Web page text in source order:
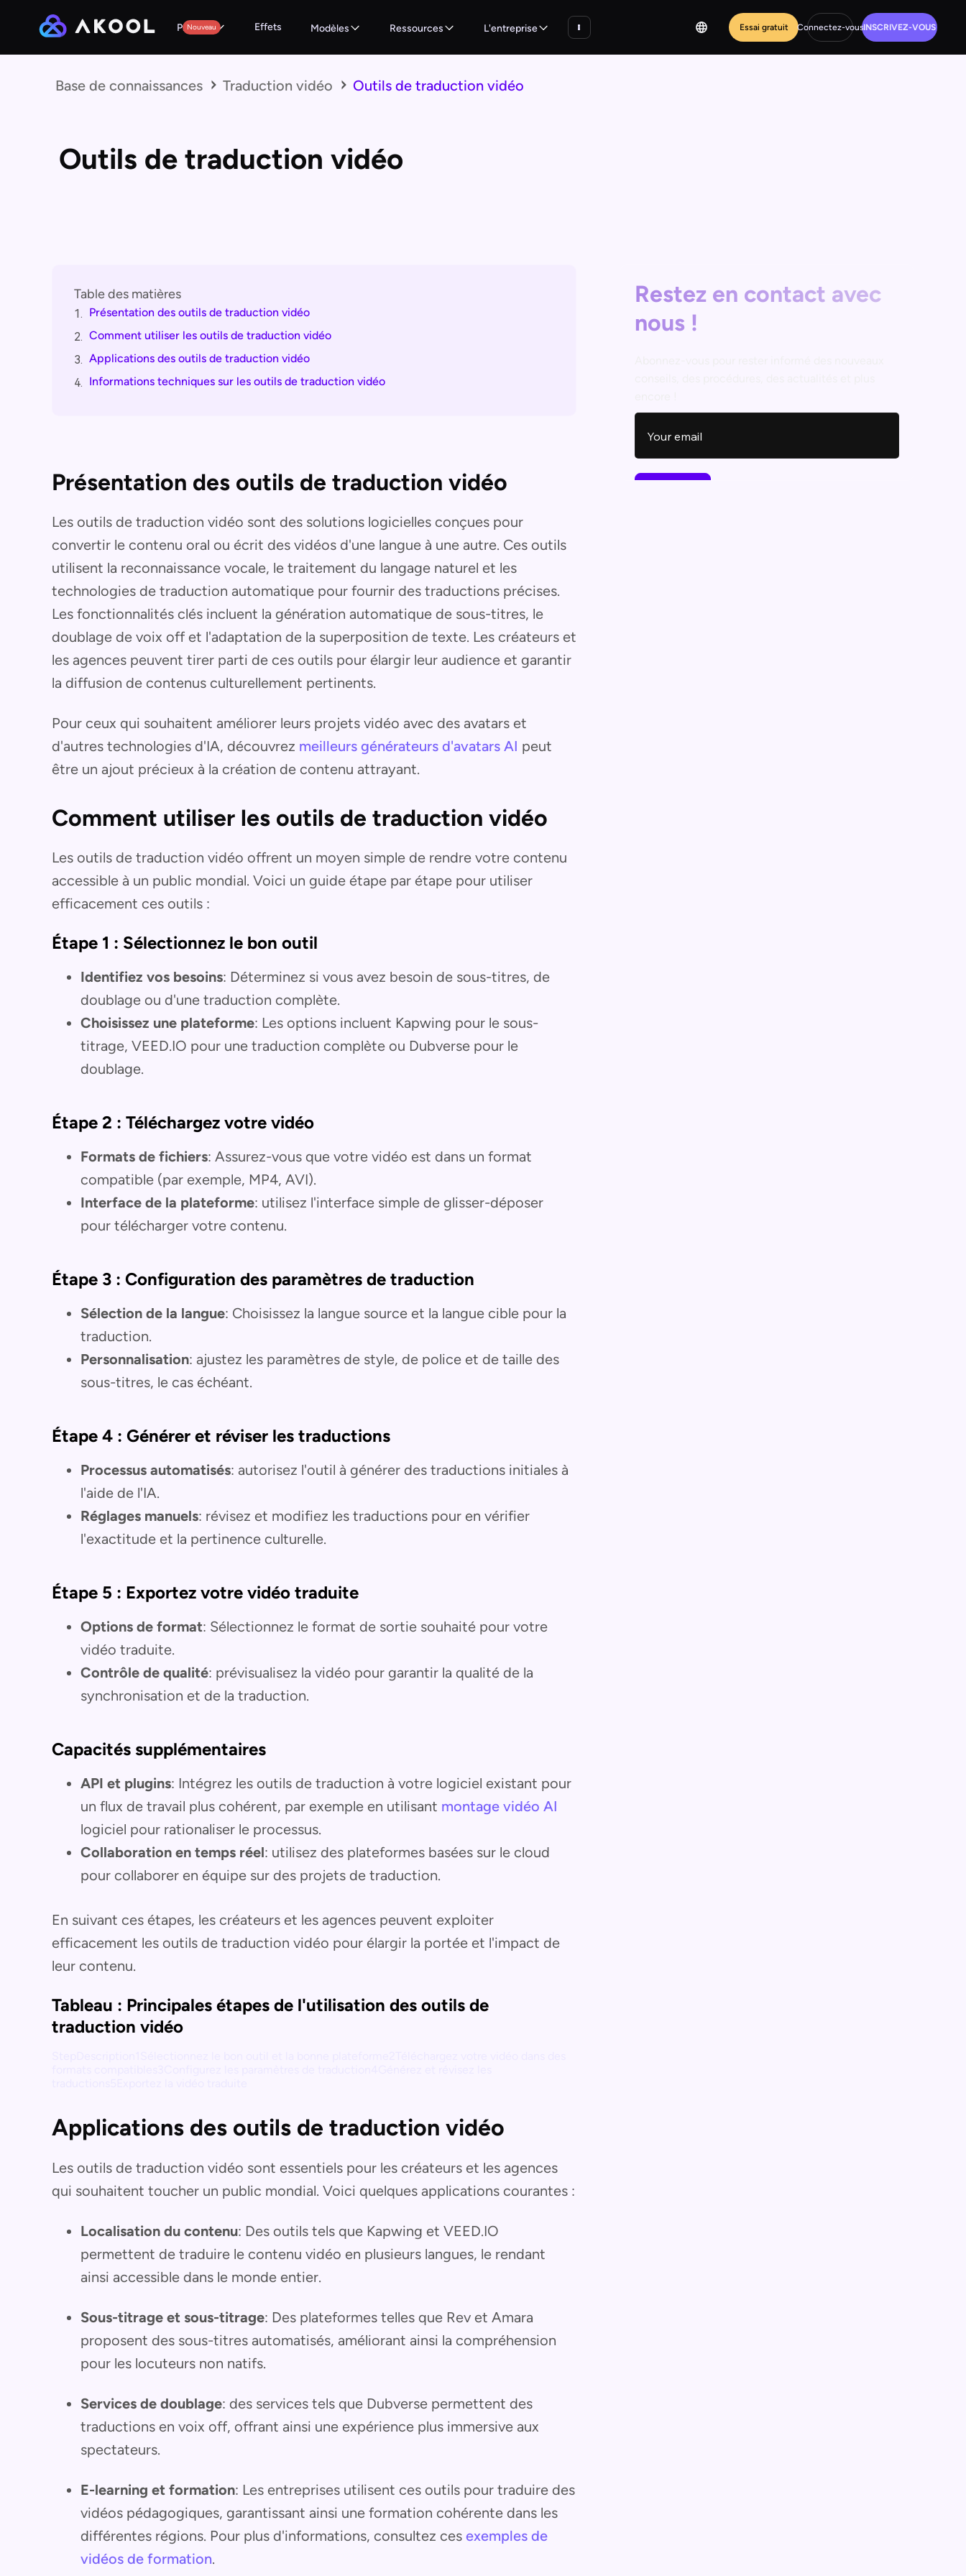
Produits
Nouveau Effets Modèles Ressources L'entreprise Essai gratuit Connectez-vousINSCRIVEZ-VOUS
Base de connaissances Traduction vidéo Outils de traduction vidéo
Outils de traduction vidéo
Table des matières
1. Présentation des outils de traduction vidéo
2. Comment utiliser les outils de traduction vidéo
3. Applications des outils de traduction vidéo
4. Informations techniques sur les outils de traduction vidéo
Présentation des outils de traduction vidéo
Les outils de traduction vidéo sont des solutions logicielles conçues pour
convertir le contenu oral ou écrit des vidéos d'une langue à une autre. Ces outils
utilisent la reconnaissance vocale, le traitement du langage naturel et les
technologies de traduction automatique pour fournir des traductions précises.
Les fonctionnalités clés incluent la génération automatique de sous-titres, le
doublage de voix off et l'adaptation de la superposition de texte. Les créateurs et
les agences peuvent tirer parti de ces outils pour élargir leur audience et garantir
la diffusion de contenus culturellement pertinents.
Pour ceux qui souhaitent améliorer leurs projets vidéo avec des avatars et
d'autres technologies d'IA, découvrez meilleurs générateurs d'avatars AI peut
être un ajout précieux à la création de contenu attrayant.
Comment utiliser les outils de traduction vidéo
Les outils de traduction vidéo offrent un moyen simple de rendre votre contenu
accessible à un public mondial. Voici un guide étape par étape pour utiliser
efficacement ces outils :
Étape 1 : Sélectionnez le bon outil
Identifiez vos besoins: Déterminez si vous avez besoin de sous-titres, de
doublage ou d'une traduction complète.
Choisissez une plateforme: Les options incluent Kapwing pour le sous-
titrage, VEED.IO pour une traduction complète ou Dubverse pour le
doublage.
Étape 2 : Téléchargez votre vidéo
Formats de fichiers: Assurez-vous que votre vidéo est dans un format
compatible (par exemple, MP4, AVI).
Interface de la plateforme: utilisez l'interface simple de glisser-déposer
pour télécharger votre contenu.
Étape 3 : Configuration des paramètres de traduction
Sélection de la langue: Choisissez la langue source et la langue cible pour la
traduction.
Personnalisation: ajustez les paramètres de style, de police et de taille des
sous-titres, le cas échéant.
Étape 4 : Générer et réviser les traductions
Processus automatisés: autorisez l'outil à générer des traductions initiales à
l'aide de l'IA.
Réglages manuels: révisez et modifiez les traductions pour en vérifier
l'exactitude et la pertinence culturelle.
Étape 5 : Exportez votre vidéo traduite
Options de format: Sélectionnez le format de sortie souhaité pour votre
vidéo traduite.
Contrôle de qualité: prévisualisez la vidéo pour garantir la qualité de la
synchronisation et de la traduction.
Capacités supplémentaires
API et plugins: Intégrez les outils de traduction à votre logiciel existant pour
un flux de travail plus cohérent, par exemple en utilisant montage vidéo AI
logiciel pour rationaliser le processus.
Collaboration en temps réel: utilisez des plateformes basées sur le cloud
pour collaborer en équipe sur des projets de traduction.
En suivant ces étapes, les créateurs et les agences peuvent exploiter
efficacement les outils de traduction vidéo pour élargir la portée et l'impact de
leur contenu.
Tableau : Principales étapes de l'utilisation des outils de
traduction vidéo
Applications des outils de traduction vidéo
Les outils de traduction vidéo sont essentiels pour les créateurs et les agences
qui souhaitent toucher un public mondial. Voici quelques applications courantes :
Localisation du contenu: Des outils tels que Kapwing et VEED.IO
permettent de traduire le contenu vidéo en plusieurs langues, le rendant
ainsi accessible dans le monde entier.
Sous-titrage et sous-titrage: Des plateformes telles que Rev et Amara
proposent des sous-titres automatisés, améliorant ainsi la compréhension
pour les locuteurs non natifs.
Services de doublage: des services tels que Dubverse permettent des
traductions en voix off, offrant ainsi une expérience plus immersive aux
spectateurs.
E-learning et formation: Les entreprises utilisent ces outils pour traduire des
vidéos pédagogiques, garantissant ainsi une formation cohérente dans les
différentes régions. Pour plus d'informations, consultez ces exemples de
vidéos de formation.
Restez en contact avec
nous !